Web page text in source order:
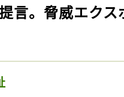
言。脅威エク